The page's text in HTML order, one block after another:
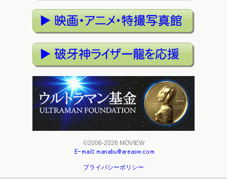
©2006-2026 MOVIEW
プライバシーポリシー